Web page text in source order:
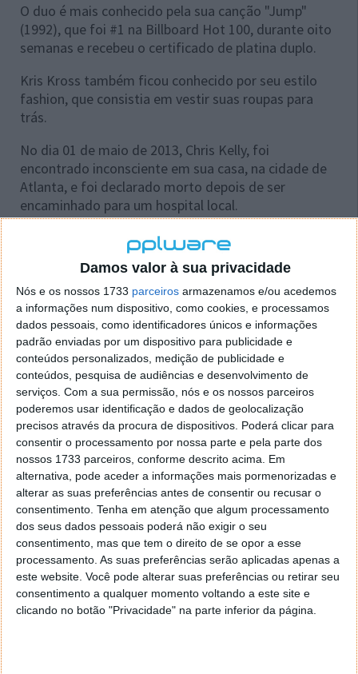
Damos valor à sua privacidade
Nós e os nossos 1733 parceiros armazenamos e/ou acedemos
a informações num dispositivo, como cookies, e processamos
dados pessoais, como identificadores únicos e informações
padrão enviadas por um dispositivo para publicidade e
conteúdos personalizados, medição de publicidade e
conteúdos, pesquisa de audiências e desenvolvimento de
serviços. Com a sua permissão, nós e os nossos parceiros
poderemos usar identificação e dados de geolocalização
precisos através da procura de dispositivos. Poderá clicar para
consentir o processamento por nossa parte e pela parte dos
nossos 1733 parceiros, conforme descrito acima. Em
alternativa, pode aceder a informações mais pormenorizadas e
alterar as suas preferências antes de consentir ou recusar o
consentimento. Tenha em atenção que algum processamento
dos seus dados pessoais poderá não exigir o seu
consentimento, mas que tem o direito de se opor a esse
processamento. As suas preferências serão aplicadas apenas a
este website. Você pode alterar suas preferências ou retirar seu
consentimento a qualquer momento voltando a este site e
clicando no botão "Privacidade" na parte inferior da página.
O duo é mais conhecido pela sua canção "Jump"
(1992), que foi #1 na Billboard Hot 100, durante oito
semanas e recebeu o certificado de platina duplo.
Kris Kross também ficou conhecido por seu estilo
fashion, que consistia em vestir suas roupas para
trás.
No dia 01 de maio de 2013, Chris Kelly, foi
encontrado inconsciente em sua casa, na cidade de
Atlanta, e foi declarado morto depois de ser
encaminhado para um hospital local.
Este artigo tem mais de um ano
Acompanhe o Pplware no Google Notícias
Proponha uma correção, faça uma sugestão
Autor:Pedro Simões
Tags: classicos Música pplware
PRÓXIMO ARTIGO
Photo Sphere da Google – Fotos 360º em qualquer